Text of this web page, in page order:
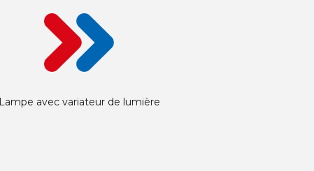
Lampe avec variateur de lumière